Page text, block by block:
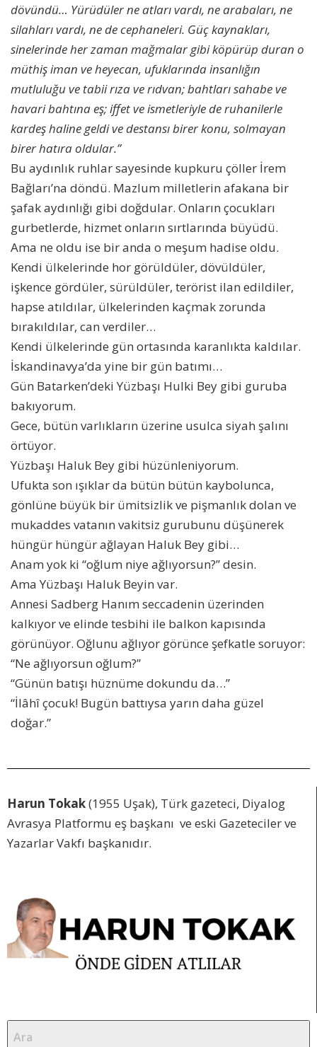
dövündü… Yürüdüler ne atları vardı, ne arabaları, ne
silahları vardı, ne de cephaneleri. Güç kaynakları,
sinelerinde her zaman mağmalar gibi köpürüp duran o
müthiş iman ve heyecan, ufuklarında insanlığın
mutluluğu ve tabii rıza ve rıdvan; bahtları sahabe ve
havari bahtına eş; iffet ve ismetleriyle de ruhanilerle
kardeş haline geldi ve destansı birer konu, solmayan
birer hatıra oldular.”
Bu aydınlık ruhlar sayesinde kupkuru çöller İrem
Bağları’na döndü. Mazlum milletlerin afakana bir
şafak aydınlığı gibi doğdular. Onların çocukları
gurbetlerde, hizmet onların sırtlarında büyüdü.
Ama ne oldu ise bir anda o meşum hadise oldu.
Kendi ülkelerinde hor görüldüler, dövüldüler,
işkence gördüler, sürüldüler, terörist ilan edildiler,
hapse atıldılar, ülkelerinden kaçmak zorunda
bırakıldılar, can verdiler…
Kendi ülkelerinde gün ortasında karanlıkta kaldılar.
İskandinavya’da yine bir gün batımı…
Gün Batarken’deki Yüzbaşı Hulki Bey gibi guruba
bakıyorum.
Gece, bütün varlıkların üzerine usulca siyah şalını
örtüyor.
Yüzbaşı Haluk Bey gibi hüzünleniyorum.
Ufukta son ışıklar da bütün bütün kaybolunca,
gönlüne büyük bir ümitsizlik ve pişmanlık dolan ve
mukaddes vatanın vakitsiz gurubunu düşünerek
hüngür hüngür ağlayan Haluk Bey gibi…
Anam yok ki “oğlum niye ağlıyorsun?” desin.
Ama Yüzbaşı Haluk Beyin var.
Annesi Sadberg Hanım seccadenin üzerinden
kalkıyor ve elinde tesbihi ile balkon kapısında
görünüyor. Oğlunu ağlıyor görünce şefkatle soruyor:
“Ne ağlıyorsun oğlum?”
“Günün batışı hüznüme dokundu da…”
“İlâhî çocuk! Bugün battıysa yarın daha güzel
doğar.”
Harun Tokak(1955 Uşak), Türk gazeteci, Diyalog
Avrasya Platformu eş başkanı ve eski Gazeteciler ve
Yazarlar Vakfı başkanıdır.